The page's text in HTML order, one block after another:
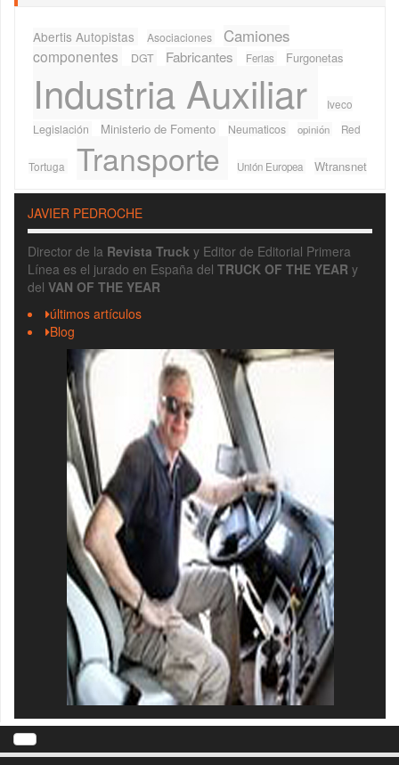
Abertis Autopistas Asociaciones Camiones
componentes DGT Fabricantes Ferias Furgonetas
Industria Auxiliar
Iveco
Legislación
Ministerio de Fomento Neumaticos opinión Red
Tortuga Transporte Unión Europea Wtransnet
JAVIER PEDROCHE
Director de la Revista Truck y Editor de Editorial Primera
Línea es el jurado en España del TRUCK OF THE YEAR y
del VAN OF THE YEAR
últimos artículos
Blog